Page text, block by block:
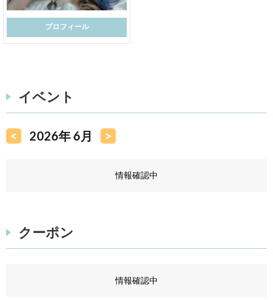
プロフィール
イベント
< 2026年 6月 >
情報確認中
クーポン
情報確認中